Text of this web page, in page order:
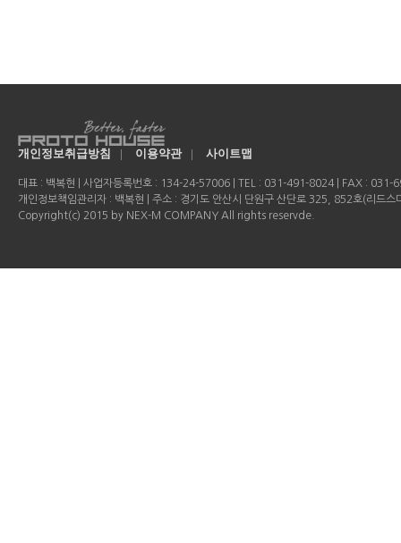
개인정보취급방침 | 이용약관 | 사이트맵
대표 : 백복현 | 사업자등록번호 : 134-24-57006 | TEL : 031-491-8024 | FAX :
개인정보책임관리자 : 백복현 | 주소 : 경기도 안산시 단원구 산단로 325, 852호(리드스
Copyright(c) 2015 by NEX-M COMPANY All rights reservde.